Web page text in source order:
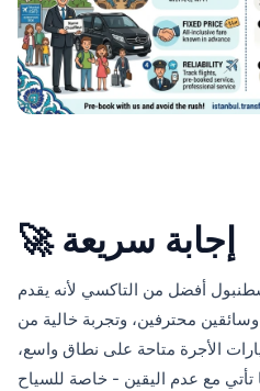
🚀 إجابة سريعة
أفضل من التاكسي لأنه يقدم
محترفين، وتجربة خالية من
الأجرة متاحة على نطاق واسع،